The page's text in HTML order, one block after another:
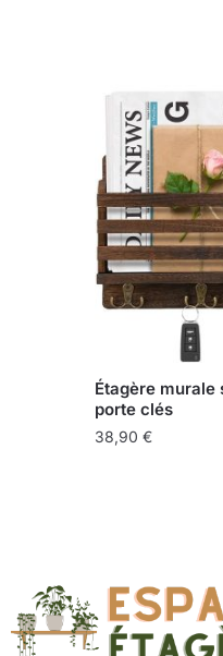
Étagère murale
porte clés
38,90€